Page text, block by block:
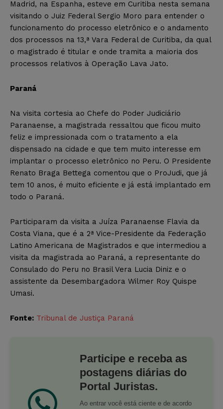
Madrid, na Espanha, esteve em Curitiba nesta semana
visitando o Juiz Federal Sergio Moro para entender o
funcionamento do processo eletrônico e o andamento
dos processos na 13,ª Vara Federal de Curitiba, da qual
o magistrado é titular e onde tramita a maioria dos
processos relativos à Operação Lava Jato.
Paraná
Na visita cortesia ao Chefe do Poder Judiciário
Paranaense, a magistrada ressaltou que ficou muito
feliz e impressionada com o tratamento a ela
dispensado na cidade e que tem muito interesse em
implantar o processo eletrônico no Peru. O Presidente
Renato Braga Bettega comentou que o ProJudi, que já
tem 10 anos, é muito eficiente e já está implantado em
todo o Paraná.
Participaram da visita a Juíza Paranaense Flavia da
Costa Viana, que é a 2ª Vice-Presidente da Federação
Latino Americana de Magistrados e que intermediou a
visita da magistrada ao Paraná, a representante do
Consulado do Peru no Brasil Vera Lucia Diniz e o
assistente da Desembargadora Wilmer Roy Quispe
Umasi.
Fonte: Tribunal de Justiça Paraná
Participe e receba as
postagens diárias do
Portal Juristas.
Ao entrar você está ciente e de acordo